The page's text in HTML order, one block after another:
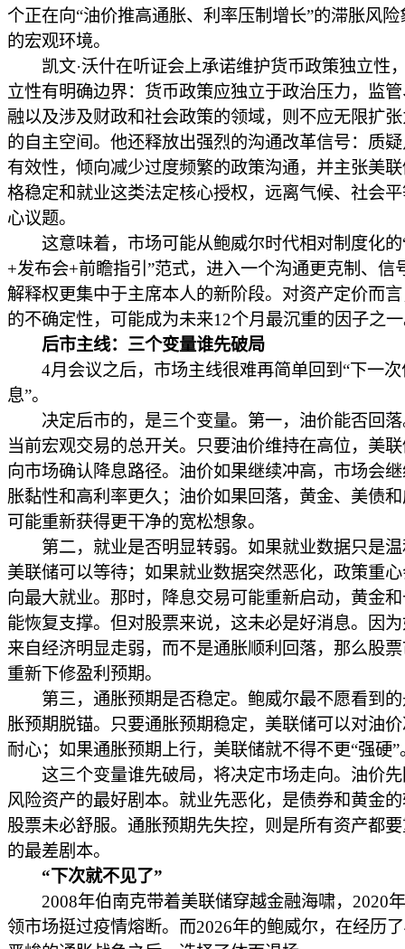
个正在向“油价推高通胀、利率压制增长”的滞胀风险
的宏观环境。
凯文·沃什在听证会上承诺维护货币政策独立性
立性有明确边界：货币政策应独立于政治压力，监
融以及涉及财政和社会政策的领域，则不应无限扩
的自主空间。他还释放出强烈的沟通改革信号：质
有效性，倾向减少过度频繁的政策沟通，并主张美
格稳定和就业这类法定核心授权，远离气候、社会
心议题。
这意味着，市场可能从鲍威尔时代相对制度化的
+发布会+前瞻指引”范式，进入一个沟通更克制、信
解释权更集中于主席本人的新阶段。对资产定价而
的不确定性，可能成为未来12个月最沉重的因子之
后市主线：三个变量谁先破局
4月会议之后，市场主线很难再简单回到“下一次
息”。
决定后市的，是三个变量。第一，油价能否回落
当前宏观交易的总开关。只要油价维持在高位，美
向市场确认降息路径。油价如果继续冲高，市场会
胀黏性和高利率更久；油价如果回落，黄金、美债
可能重新获得更干净的宽松想象。
第二，就业是否明显转弱。如果就业数据只是温
美联储可以等待；如果就业数据突然恶化，政策重
向最大就业。那时，降息交易可能重新启动，黄金
能恢复支撑。但对股票来说，这未必是好消息。因
来自经济明显走弱，而不是通胀顺利回落，那么股
重新下修盈利预期。
第三，通胀预期是否稳定。鲍威尔最不愿看到的
胀预期脱锚。只要通胀预期稳定，美联储可以对油
耐心；如果通胀预期上行，美联储就不得不更“强硬”
这三个变量谁先破局，将决定市场走向。油价先
风险资产的最好剧本。就业先恶化，是债券和黄金
股票未必舒服。通胀预期先失控，则是所有资产都
的最差剧本。
“下次就不见了”
2008年伯南克带着美联储穿越金融海啸，2020
领市场挺过疫情熔断。而2026年的鲍威尔，在经历